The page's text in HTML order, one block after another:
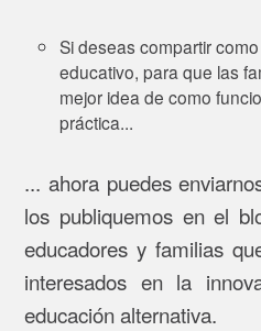
Si deseas compartir
educativo, para que las
mejor idea de como
práctica...
... ahora puedes
los publiquemos en el
educadores y familias
interesados en la
educación alternativa.